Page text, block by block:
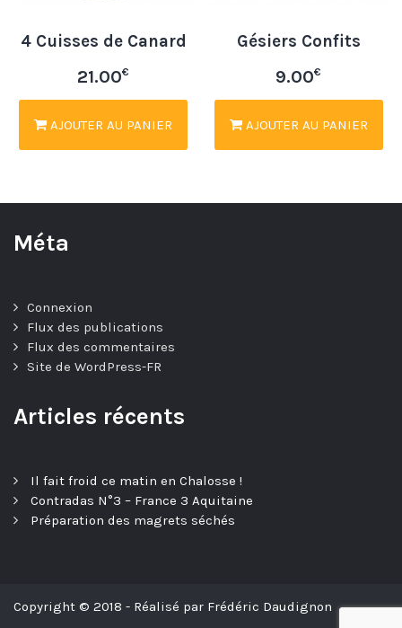
4 Cuisses de Canard
21.00€
AJOUTER AU PANIER
Gésiers Confits
9.00€
AJOUTER AU PANIER
Méta
Connexion
Flux des publications
Flux des commentaires
Site de WordPress-FR
Articles récents
Il fait froid ce matin en Chalosse !
Contradas N°3 – France 3 Aquitaine
Préparation des magrets séchés
Copyright © 2018 - Réalisé par Frédéric Daudignon